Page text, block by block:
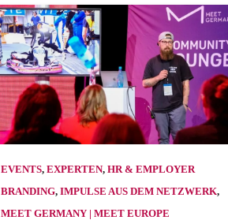
EVENTS, EXPERTEN, HR & EMPLOYER
BRANDING, IMPULSE AUS DEM NETZWERK,
MEET GERMANY | MEET EUROPE